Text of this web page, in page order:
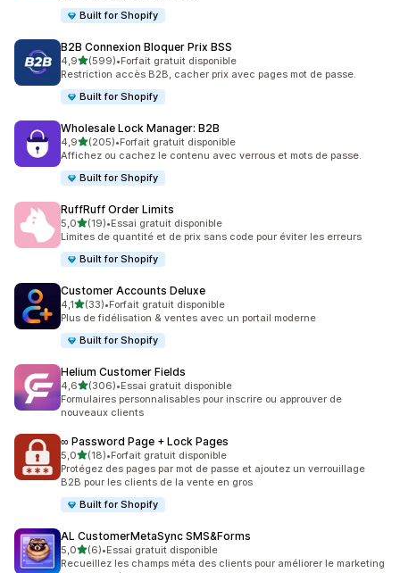
Built for Shopify
B2B Connexion Bloquer Prix BSS
4,9étoile(s) sur 5
(599)
599 avis au total
•Forfait gratuit disponible
Restriction accès B2B, cacher prix avec pages mot de passe.
Built for Shopify
Wholesale Lock Manager: B2B
4,9étoile(s) sur 5
(205)
205 avis au total
•Forfait gratuit disponible
Affichez ou cachez le contenu avec verrous et mots de passe.
Built for Shopify
RuffRuff Order Limits
5,0étoile(s) sur 5
(19)
19 avis au total
•Essai gratuit disponible
Limites de quantité et de prix sans code pour éviter les erreurs
Built for Shopify
Customer Accounts Deluxe
4,1étoile(s) sur 5
(33)
33 avis au total
•Forfait gratuit disponible
Plus de fidélisation & ventes avec un portail moderne
Built for Shopify
Helium Customer Fields
4,6étoile(s) sur 5
(306)
306 avis au total
•Essai gratuit disponible
Formulaires personnalisables pour inscrire ou approuver de
nouveaux clients
∞ Password Page + Lock Pages
5,0étoile(s) sur 5
(18)
18 avis au total
•Forfait gratuit disponible
Protégez des pages par mot de passe et ajoutez un verrouillage
B2B pour les clients de la vente en gros
Built for Shopify
AL CustomerMetaSync SMS&Forms
5,0étoile(s) sur 5
(6)
6 avis au total
•Essai gratuit disponible
Recueillez les champs méta des clients pour améliorer le marketing